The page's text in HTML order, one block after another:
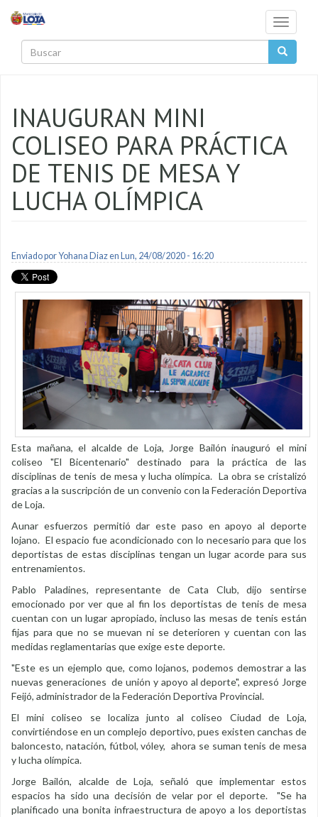
Toggle
INAUGURAN MINI
COLISEO PARA PRÁCTICA
DE TENIS DE MESA Y
LUCHA OLÍMPICA
Enviado porYohana Diazen Lun, 24/08/2020 - 16:20
Esta mañana, el alcalde de Loja, Jorge Bailón inauguró el mini
coliseo "El Bicentenario" destinado para la práctica de las
disciplinas de tenis de mesa y lucha olímpica. La obra se cristalizó
gracias a la suscripción de un convenio con la Federación Deportiva
de Loja.
Aunar esfuerzos permitió dar este paso en apoyo al deporte
lojano. El espacio fue acondicionado con lo necesario para que los
deportistas de estas disciplinas tengan un lugar acorde para sus
entrenamientos.
Pablo Paladines, representante de Cata Club, dijo sentirse
emocionado por ver que al fin los deportistas de tenis de mesa
cuentan con un lugar apropiado, incluso las mesas de tenis están
fijas para que no se muevan ni se deterioren y cuentan con las
medidas reglamentarias que exige este deporte.
"Este es un ejemplo que, como lojanos, podemos demostrar a las
nuevas generaciones de unión y apoyo al deporte", expresó Jorge
Feijó, administrador de la Federación Deportiva Provincial.
El mini coliseo se localiza junto al coliseo Ciudad de Loja,
convirtiéndose en un complejo deportivo, pues existen canchas de
baloncesto, natación, fútbol, vóley, ahora se suman tenis de mesa
y lucha olímpica.
Jorge Bailón, alcalde de Loja, señaló que implementar estos
espacios ha sido una decisión de velar por el deporte. "Se ha
planificado una bonita infraestructura de apoyo a los deportistas